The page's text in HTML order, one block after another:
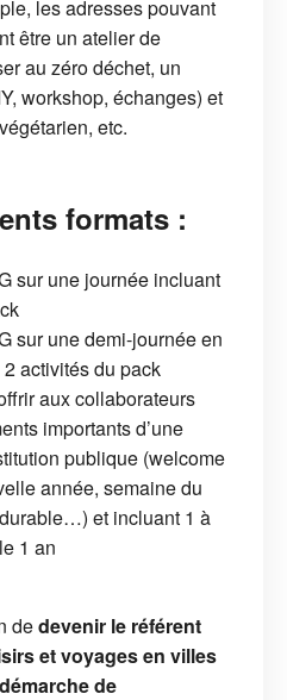
les adresses pouvant
être un atelier de
au zéro déchet, un
workshop, échanges) et
etc.
formats :
sur une journée incluant
sur une demi-journée en
activités du pack
aux collaborateurs
importants d’une
publique (welcome
année, semaine du
et incluant 1 à
1 an
dedevenir le référent
et voyages en villes
de